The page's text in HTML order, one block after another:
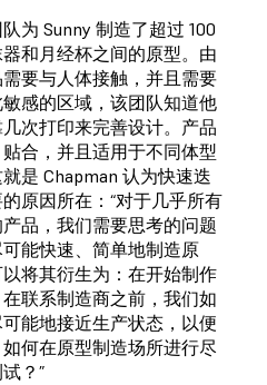
为 Sunny 制造了超过 100
和月经杯之间的原型。由
要与人体接触，并且需要
感的区域，该团队知道他
次打印来完善设计。产品
合，并且适用于不同体型
是 Chapman 认为快速迭
原因所在：“对于几乎所有
品，我们需要思考的问题
能快速、简单地制造原
将其衍生为：在开始制作
联系制造商之前，我们如
能地接近生产状态，以便
何在原型制造场所进行尽
？”